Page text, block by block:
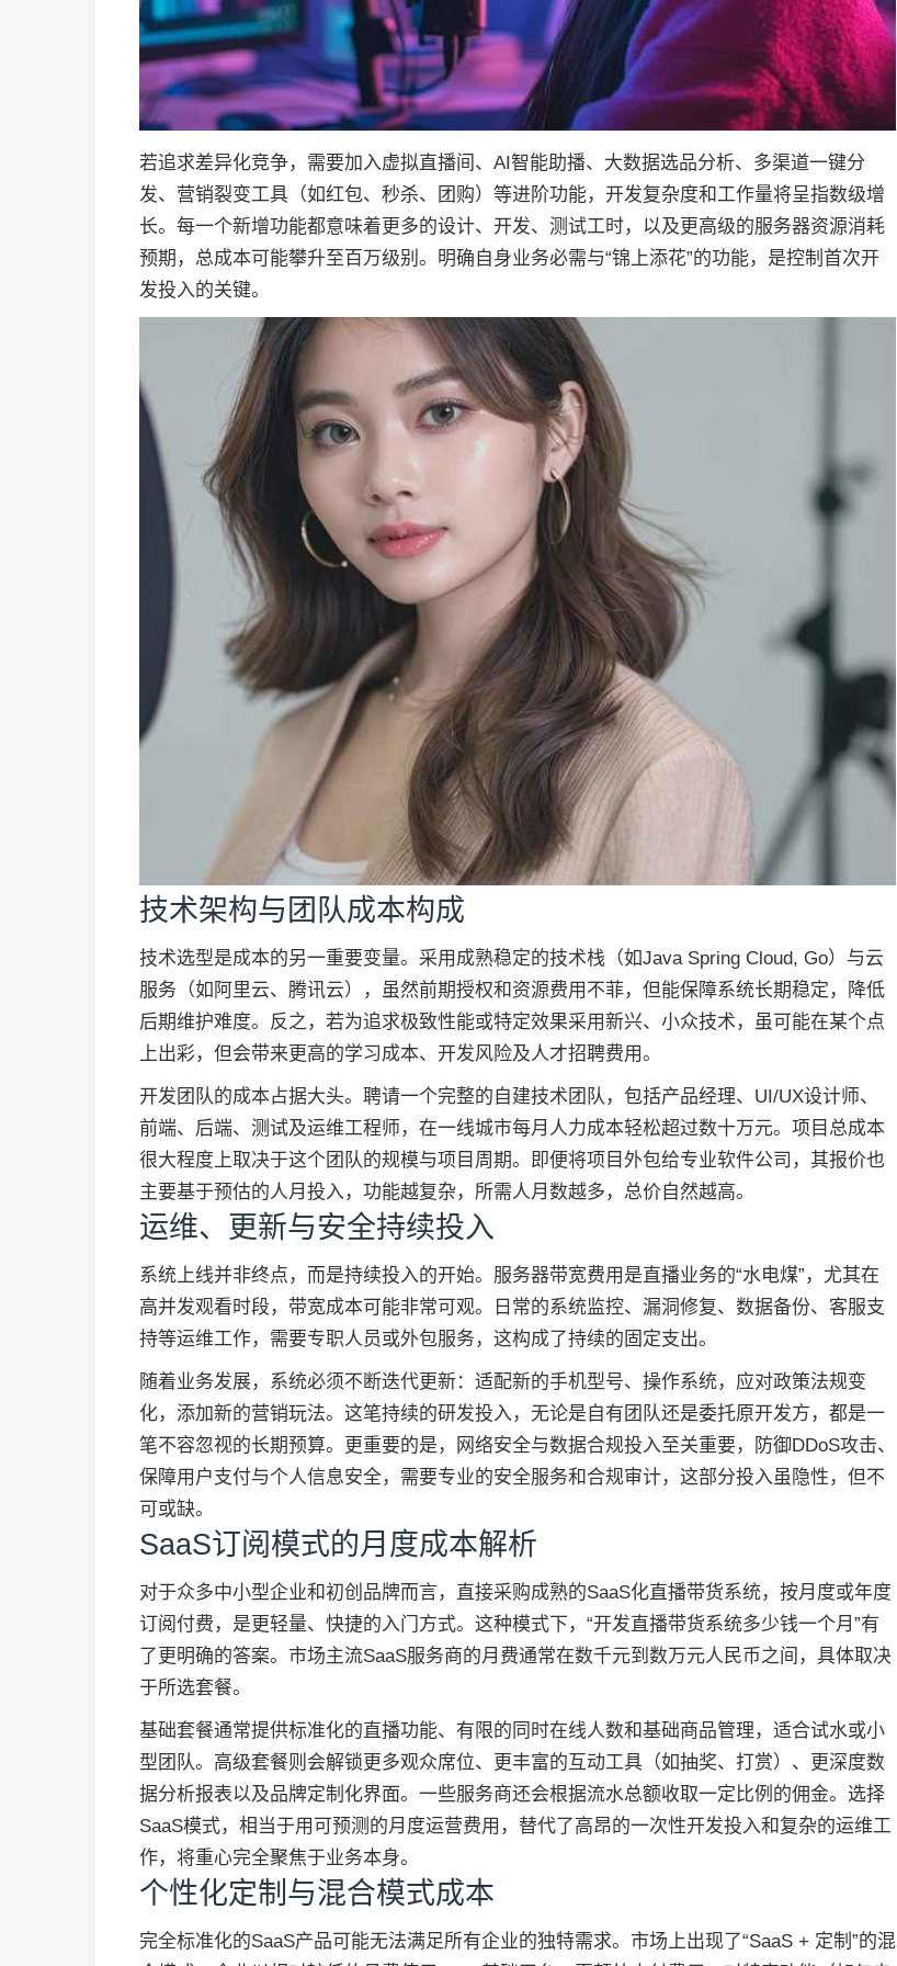
若追求差异化竞争，需要加入虚拟直播间、AI智能助播、大数据选品分析、多渠道一键分
发、营销裂变工具（如红包、秒杀、团购）等进阶功能，开发复杂度和工作量将呈指数级增
长。每一个新增功能都意味着更多的设计、开发、测试工时，以及更高级的服务器资源消耗
预期，总成本可能攀升至百万级别。明确自身业务必需与“锦上添花”的功能，是控制首次开
发投入的关键。
技术架构与团队成本构成
技术选型是成本的另一重要变量。采用成熟稳定的技术栈（如Java Spring Cloud, Go）与云
服务（如阿里云、腾讯云），虽然前期授权和资源费用不菲，但能保障系统长期稳定，降低
后期维护难度。反之，若为追求极致性能或特定效果采用新兴、小众技术，虽可能在某个点
上出彩，但会带来更高的学习成本、开发风险及人才招聘费用。
开发团队的成本占据大头。聘请一个完整的自建技术团队，包括产品经理、UI/UX设计师、
前端、后端、测试及运维工程师，在一线城市每月人力成本轻松超过数十万元。项目总成本
很大程度上取决于这个团队的规模与项目周期。即便将项目外包给专业软件公司，其报价也
主要基于预估的人月投入，功能越复杂，所需人月数越多，总价自然越高。
运维、更新与安全持续投入
系统上线并非终点，而是持续投入的开始。服务器带宽费用是直播业务的“水电煤”，尤其在
高并发观看时段，带宽成本可能非常可观。日常的系统监控、漏洞修复、数据备份、客服支
持等运维工作，需要专职人员或外包服务，这构成了持续的固定支出。
随着业务发展，系统必须不断迭代更新：适配新的手机型号、操作系统，应对政策法规变
化，添加新的营销玩法。这笔持续的研发投入，无论是自有团队还是委托原开发方，都是一
笔不容忽视的长期预算。更重要的是，网络安全与数据合规投入至关重要，防御DDoS攻击、
保障用户支付与个人信息安全，需要专业的安全服务和合规审计，这部分投入虽隐性，但不
可或缺。
SaaS订阅模式的月度成本解析
对于众多中小型企业和初创品牌而言，直接采购成熟的SaaS化直播带货系统，按月度或年度
订阅付费，是更轻量、快捷的入门方式。这种模式下，“开发直播带货系统多少钱一个月”有
了更明确的答案。市场主流SaaS服务商的月费通常在数千元到数万元人民币之间，具体取决
于所选套餐。
基础套餐通常提供标准化的直播功能、有限的同时在线人数和基础商品管理，适合试水或小
型团队。高级套餐则会解锁更多观众席位、更丰富的互动工具（如抽奖、打赏）、更深度数
据分析报表以及品牌定制化界面。一些服务商还会根据流水总额收取一定比例的佣金。选择
SaaS模式，相当于用可预测的月度运营费用，替代了高昂的一次性开发投入和复杂的运维工
作，将重心完全聚焦于业务本身。
个性化定制与混合模式成本
完全标准化的SaaS产品可能无法满足所有企业的独特需求。市场上出现了“SaaS + 定制”的混